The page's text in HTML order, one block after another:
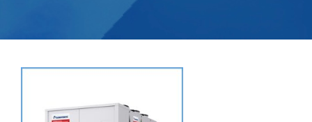
ΠΡΟΙΟΝΤΑ